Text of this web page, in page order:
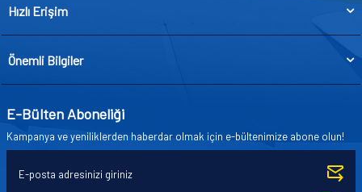
Hızlı Erişim
Önemli Bilgiler
E-Bülten Aboneliği
Kampanya ve yeniliklerden haberdar olmak için e-bültenimize abone olun!